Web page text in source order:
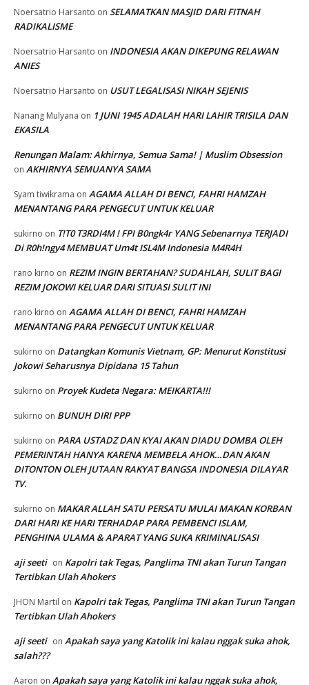
Noersatrio Harsanto on SELAMATKAN MASJID DARI FITNAH
RADIKALISME
Noersatrio Harsanto on INDONESIA AKAN DIKEPUNG RELAWAN
ANIES
Noersatrio Harsanto on USUT LEGALISASI NIKAH SEJENIS
Nanang Mulyana on 1 JUNI 1945 ADALAH HARI LAHIR TRISILA DAN
EKASILA
Renungan Malam: Akhirnya, Semua Sama! | Muslim Obsession
on AKHIRNYA SEMUANYA SAMA
Syam tiwikrama on AGAMA ALLAH DI BENCI, FAHRI HAMZAH
MENANTANG PARA PENGECUT UNTUK KELUAR
sukirno on T!T0 T3RDI4M ! FPI B0ngk4r YANG Sebenarnya TERJADI
Di R0h!ngy4 MEMBUAT Um4t ISL4M Indonesia M4R4H
rano kirno on REZIM INGIN BERTAHAN? SUDAHLAH, SULIT BAGI
REZIM JOKOWI KELUAR DARI SITUASI SULIT INI
rano kirno on AGAMA ALLAH DI BENCI, FAHRI HAMZAH
MENANTANG PARA PENGECUT UNTUK KELUAR
sukirno on Datangkan Komunis Vietnam, GP: Menurut Konstitusi
Jokowi Seharusnya Dipidana 15 Tahun
sukirno on Proyek Kudeta Negara: MEIKARTA!!!
sukirno on BUNUH DIRI PPP
sukirno on PARA USTADZ DAN KYAI AKAN DIADU DOMBA OLEH
PEMERINTAH HANYA KARENA MEMBELA AHOK…DAN AKAN
DITONTON OLEH JUTAAN RAKYAT BANGSA INDONESIA DILAYAR
TV.
sukirno on MAKAR ALLAH SATU PERSATU MULAI MAKAN KORBAN
DARI HARI KE HARI TERHADAP PARA PEMBENCI ISLAM,
PENGHINA ULAMA & APARAT YANG SUKA KRIMINALISASI
aji seeti on Kapolri tak Tegas, Panglima TNI akan Turun Tangan
Tertibkan Ulah Ahokers
JHON Martil on Kapolri tak Tegas, Panglima TNI akan Turun Tangan
Tertibkan Ulah Ahokers
aji seeti on Apakah saya yang Katolik ini kalau nggak suka ahok,
salah???
Aaron on Apakah saya yang Katolik ini kalau nggak suka ahok,